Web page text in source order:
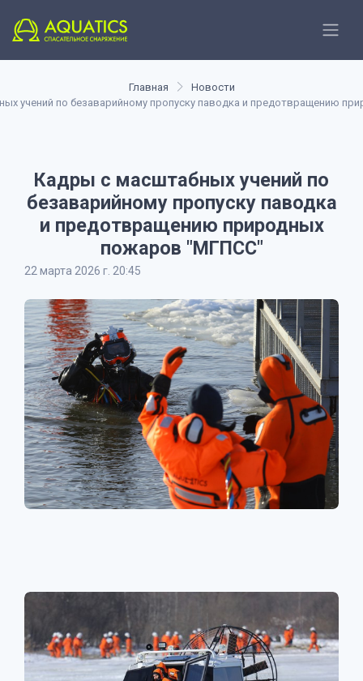
Главная
Новости
учений по безаварийному пропуску паводка и предотвращению
Кадры с масштабных учений по
безаварийному пропуску паводка
и предотвращению природных
пожаров "МГПСС"
22 марта 2026 г. 20:45